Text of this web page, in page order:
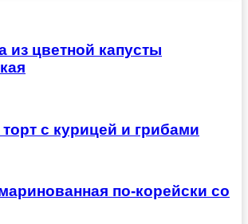
из цветной капусты
с курицей и грибами
по-корейски со